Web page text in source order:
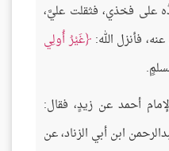
على فخذي، فثقلت عليَّ،
فأنزل الله: غَيْرُ أُولِي
أحمد عن زيدٍ، فقال:
ابن أبي الزناد، عن